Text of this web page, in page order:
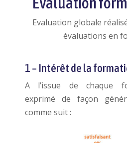
Evaluation globale
évaluations en
1 – Intérêt de la
A l’issue de chaque
exprimé de façon
comme suit :